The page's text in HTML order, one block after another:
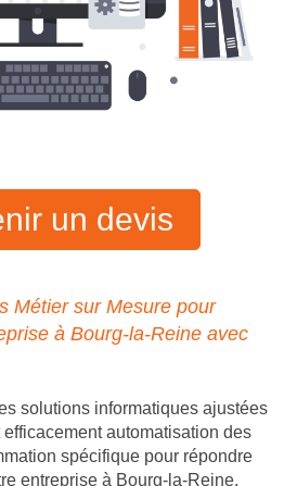
un devis
Métier sur Mesure pour
à Bourg-la-Reine avec
solutions informatiques ajustées
automatisation des
spécifique pour répondre
entreprise à Bourg-la-Reine.